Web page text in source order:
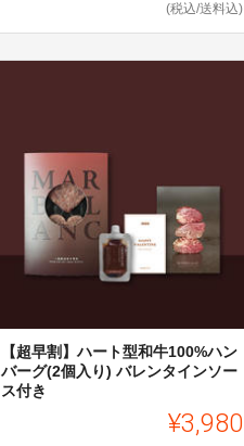
(税込/送料込)
【超早割】ハート型和牛100%ハン
バーグ(2個入り) バレンタインソー
ス付き
¥3,980